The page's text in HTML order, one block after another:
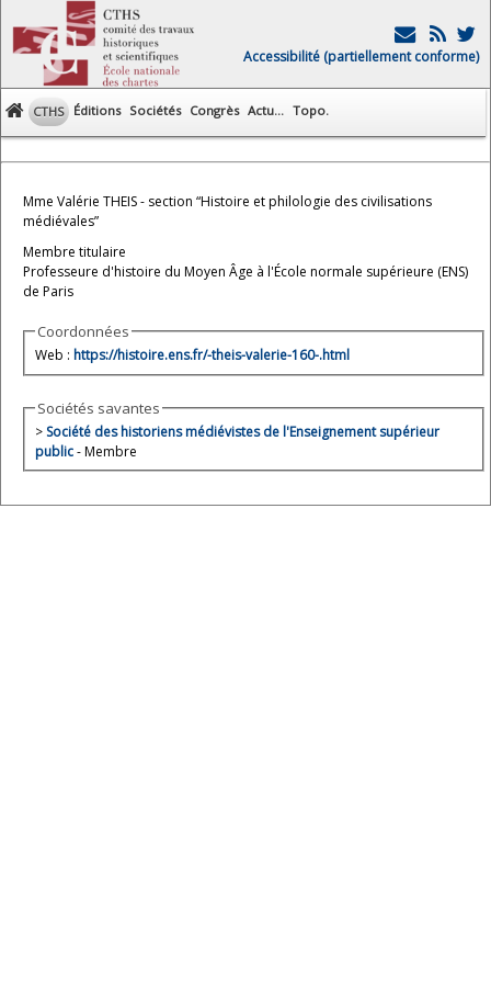
Accessibilité (partiellement conforme)
CTHS Éditions Sociétés Congrès Actu... Topo.
Mme Valérie THEIS - section “Histoire et philologie des civilisations
médiévales”
Membre titulaire
Professeure d'histoire du Moyen Âge à l'École normale supérieure (ENS)
de Paris
Coordonnées
Web : https://histoire.ens.fr/-theis-valerie-160-.html
Sociétés savantes
> Société des historiens médiévistes de l'Enseignement supérieur
public- Membre